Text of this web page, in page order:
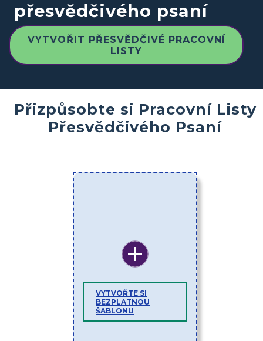
přesvědčivého psaní
VYTVOŘIT PŘESVĚDČIVÉ PRACOVNÍ
LISTY
Přizpůsobte si Pracovní Listy
Přesvědčivého Psaní
VYTVOŘTE SI
BEZPLATNOU
ŠABLONU